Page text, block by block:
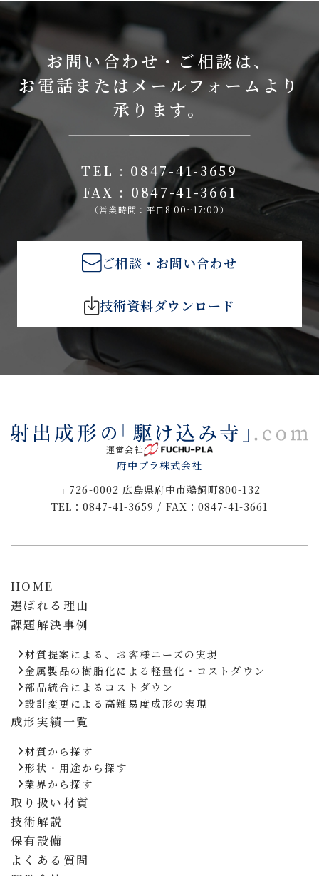
お問い合わせ・ご相談は、
お電話またはメールフォームより
承ります。
TEL : 0847-41-3659
FAX : 0847-41-3661
（営業時間：平日8:00~17:00）
ご相談・お問い合わせ
技術資料ダウンロード
運営会社
府中プラ株式会社
〒726-0002 広島県府中市鵜飼町800-132
TEL：0847-41-3659 / FAX：0847-41-3661
HOME
選ばれる理由
課題解決事例
材質提案による、お客様ニーズの実現
金属製品の樹脂化による軽量化・コストダウン
部品統合によるコストダウン
設計変更による高難易度成形の実現
成形実績一覧
材質から探す
形状・用途から探す
業界から探す
取り扱い材質
技術解説
保有設備
よくある質問